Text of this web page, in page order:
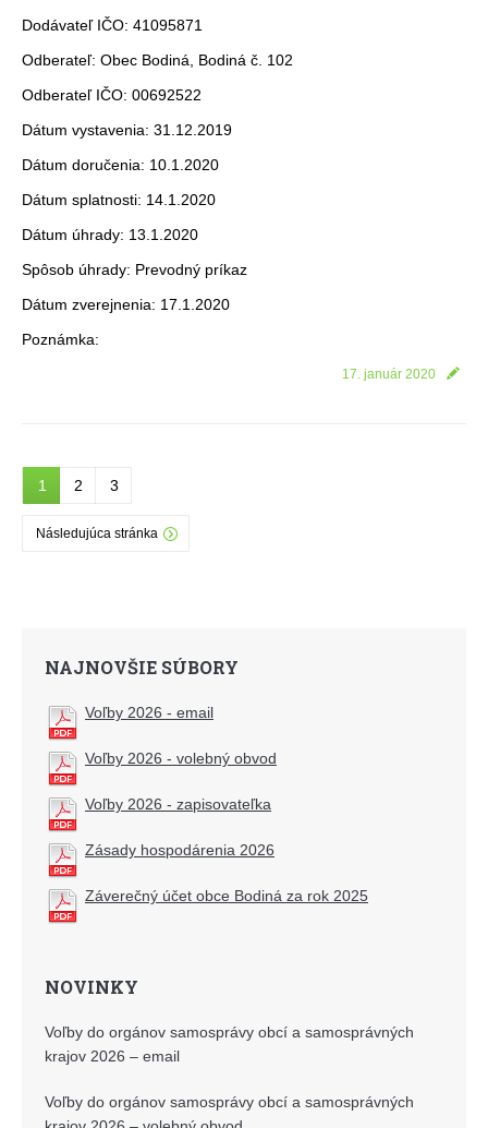
Dodávateľ IČO: 41095871
Odberateľ: Obec Bodiná, Bodiná č. 102
Odberateľ IČO: 00692522
Dátum vystavenia: 31.12.2019
Dátum doručenia: 10.1.2020
Dátum splatnosti: 14.1.2020
Dátum úhrady: 13.1.2020
Spôsob úhrady: Prevodný príkaz
Dátum zverejnenia: 17.1.2020
Poznámka:
17. január 2020
1 2 3
Následujúca stránka
NAJNOVŠIE SÚBORY
Voľby 2026 - email
Voľby 2026 - volebný obvod
Voľby 2026 - zapisovateľka
Zásady hospodárenia 2026
Záverečný účet obce Bodiná za rok 2025
NOVINKY
Voľby do orgánov samosprávy obcí a samosprávných
krajov 2026 – email
Voľby do orgánov samosprávy obcí a samosprávných